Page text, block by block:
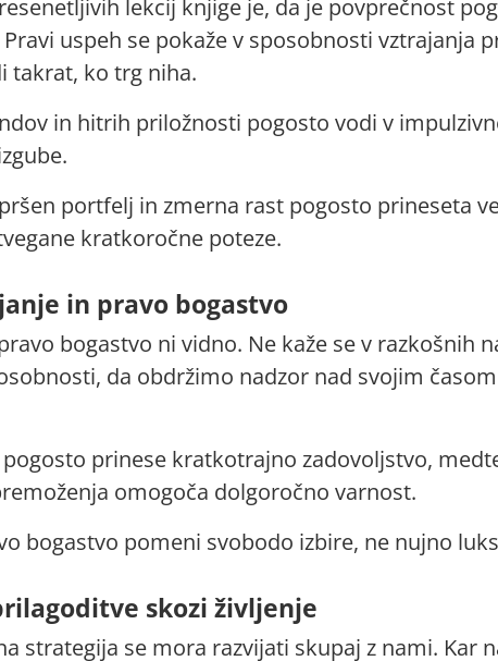
lekcij knjige je, da je povprečnost
uspeh se pokaže v sposobnosti vztrajanja
takrat, ko trg niha.
in hitrih priložnosti pogosto vodi v
portfelj in zmerna rast pogosto prineseta
kratkoročne poteze.
in pravo bogastvo
bogastvo ni vidno. Ne kaže se v razkošnih
da obdržimo nadzor nad svojim
prinese kratkotrajno zadovoljstvo,
omogoča dolgoročno varnost.
bogastvo pomeni svobodo izbire, ne nujno
skozi življenje
strategija se mora razvijati skupaj z nami. Kar